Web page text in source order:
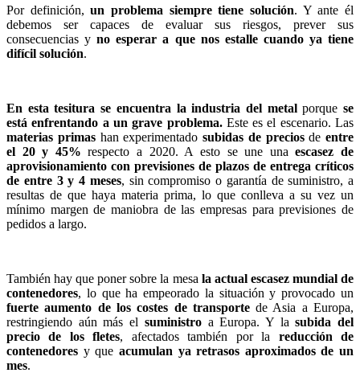
Por definición,un problema siempre tiene solución. Y ante él
debemos ser capaces de evaluar sus riesgos, prever sus
consecuencias yno esperar a que nos estalle cuando ya tiene
difícil solución.
En esta tesitura se encuentra la industria del metalporquese
está enfrentando a un grave problema. Este es el escenario. Las
materias primashan experimentado subidas de preciosde entre
el 20 y 45% respecto a 2020. A esto se une unaescasez de
aprovisionamiento con previsiones de plazos de entrega críticos
de entre 3 y 4 meses, sin compromiso o garantía de suministro, a
resultas de que haya materia prima, lo que conlleva a su vez un
mínimo margen de maniobra de las empresas para previsiones de
pedidos a largo.
También hay que poner sobre la mesa la actual escasez mundial de
contenedores, lo que ha empeorado la situación y provocado un
fuerte aumento de los costes de transportede Asia a Europa,
restringiendo aún más el suministroa Europa. Y lasubida del
precio de los fletes, afectados también por la reducción de
contenedores y que acumulan ya retrasos aproximados de un
mes.